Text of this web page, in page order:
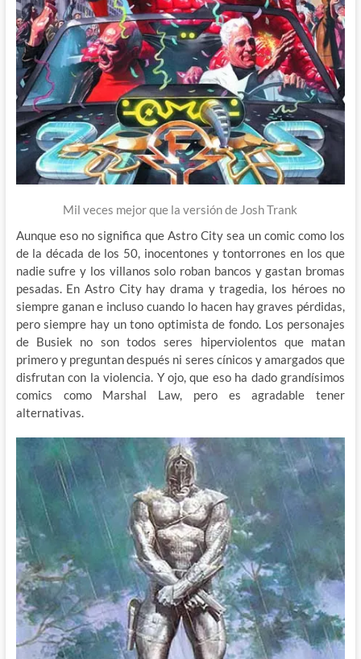
Mil veces mejor que la versión de Josh Trank
Aunque eso no significa que Astro City sea un comic como los
de la década de los 50, inocentones y tontorrones en los que
nadie sufre y los villanos solo roban bancos y gastan bromas
pesadas. En Astro City hay drama y tragedia, los héroes no
siempre ganan e incluso cuando lo hacen hay graves pérdidas,
pero siempre hay un tono optimista de fondo. Los personajes
de Busiek no son todos seres hiperviolentos que matan
primero y preguntan después ni seres cínicos y amargados que
disfrutan con la violencia. Y ojo, que eso ha dado grandísimos
comics como Marshal Law, pero es agradable tener
alternativas.